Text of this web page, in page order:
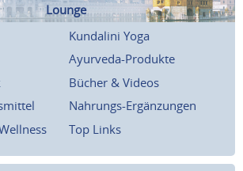
Lounge
Kundalini Yoga
Ayurveda-Produkte
Bücher & Videos
Nahrungs-Ergänzungen
Top Links